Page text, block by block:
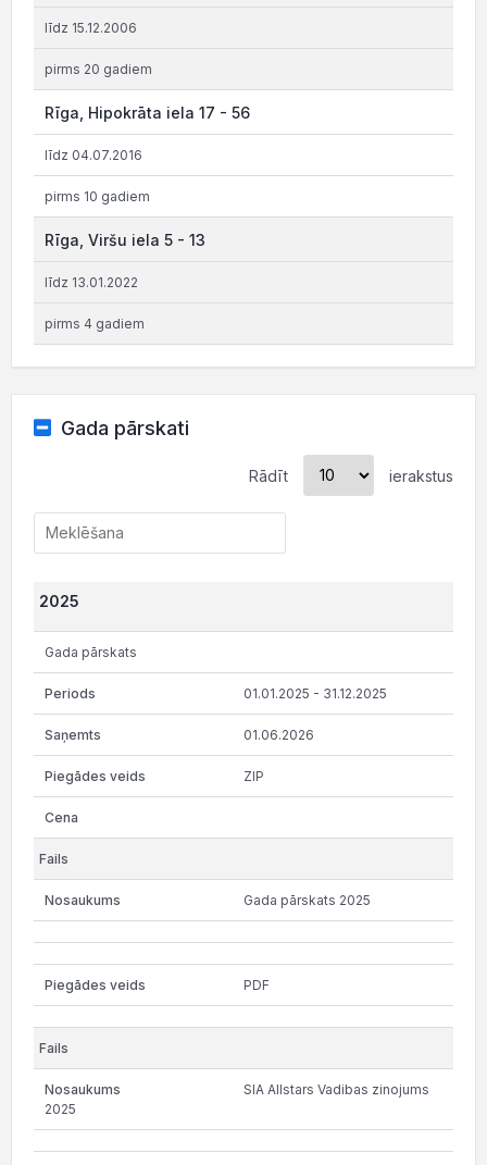
līdz 15.12.2006
pirms 20 gadiem
Rīga, Hipokrāta iela 17 - 56
līdz 04.07.2016
pirms 10 gadiem
Rīga, Viršu iela 5 - 13
līdz 13.01.2022
pirms 4 gadiem
Gada pārskati
Rādīt ierakstus
2025
Gada pārskats
01.01.2025 - 31.12.2025
01.06.2026
ZIP
Gada pārskats 2025
PDF
SIA Allstars Vadibas zinojums
2025